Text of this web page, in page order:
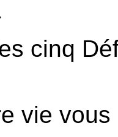
cinq
vie